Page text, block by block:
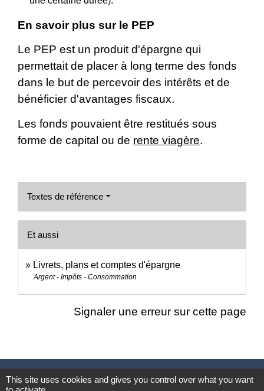
En savoir plus sur le PEP
Le PEP est un produit d'épargne qui
permettait de placer à long terme des fonds
dans le but de percevoir des intérêts et de
bénéficier d'avantages fiscaux.
Les fonds pouvaient être restitués sous
forme de capital ou de rente viagère.
Textes de référence
Et aussi
Livrets, plans et comptes d'épargne
Argent - Impôts - Consommation
Signaler une erreur sur cette page
Nous contacter
This site uses cookies and gives you control over what you want